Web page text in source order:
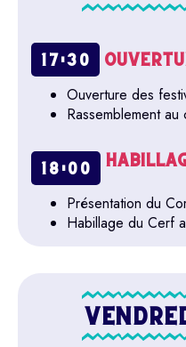
17:30
Ouverture des
Rassemblement
18:00
Présentation du
Habillage du Cerf